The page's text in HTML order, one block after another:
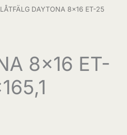
DAYTONA 8×16 ET-25
8×16 ET-